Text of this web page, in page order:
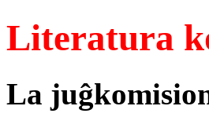
Literatura
La